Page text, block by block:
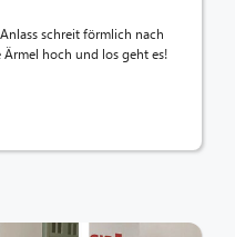
schreit förmlich nach
hoch und los geht es!